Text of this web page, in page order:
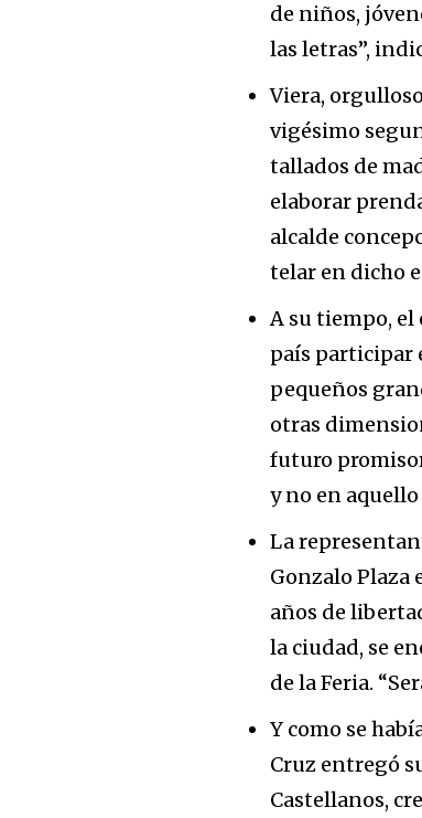
de niños,
las letras”,
Viera,
vigésimo
tallados de
elaborar
alcalde
telar en dicho
A su tiempo,
país participar
pequeños
otras
futuro
y no en
La
Gonzalo Plaza
años de
la ciudad, se
de la Feria.
Y como se
Cruz entregó
Castellanos,